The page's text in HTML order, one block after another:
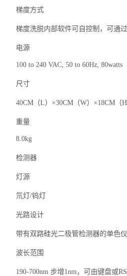
梯度方式
梯度洗脱内部软件可自控制，可通
电源
100 to 240 VAC, 50 to 60Hz, 80watts
尺寸
40CM（L）×30CM（W）×18CM（H
重量
8.0kg
检测器
灯源
氘灯/钨灯
光路设计
带有双路硅光二极管检测器的单色仪
波长范围
190-700nm 步增1nm，可由键盘或